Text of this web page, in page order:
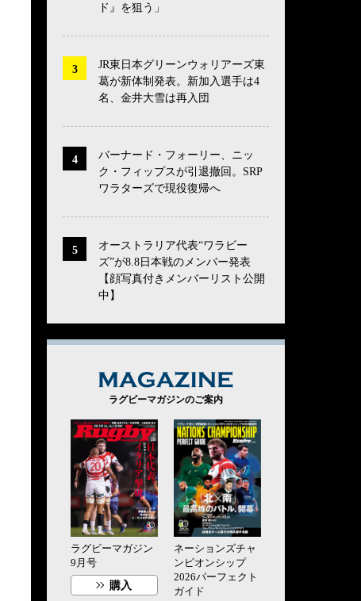
ド』を狙う」
JR東日本グリーンウォリアーズ東
葛が新体制発表。新加入選手は4
名、金井大雪は再入団
バーナード・フォーリー、ニッ
ク・フィップスが引退撤回。SRP
ワラターズで現役復帰へ
オーストラリア代表“ワラビー
ズ”が8.8日本戦のメンバー発表
【顔写真付きメンバーリスト公開
中】
ラグビーマガジンのご案内
ラグビーマガジン
9月号
購入
ネーションズチャ
ンピオンシップ
2026パーフェクト
ガイド